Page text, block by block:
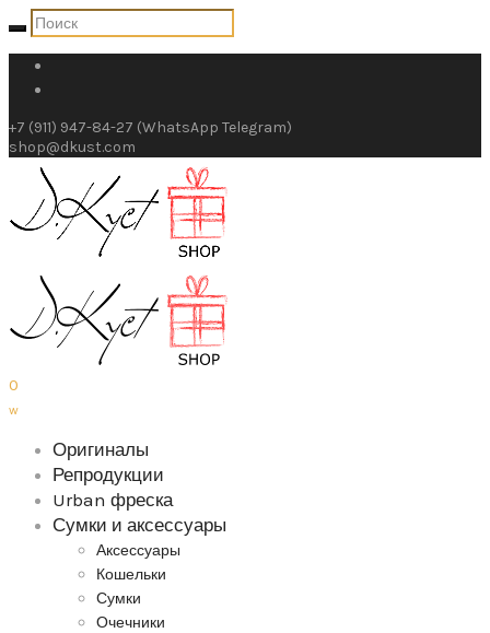
+7 (911) 947-84-27 (WhatsApp Telegram)
shop@dkust.com
0
w
Оригиналы
Репродукции
Urban фреска
Сумки и аксессуары
Аксессуары
Кошельки
Сумки
Очечники